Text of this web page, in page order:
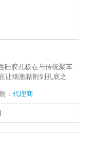
硅胶孔板在与传统聚苯
让细胞粘附到孔底之
质，可以实现培养细胞
适合在实验室培养箱中
特点，价格较低。
： 代理商